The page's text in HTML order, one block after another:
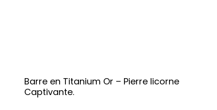
Barre en Titanium Or – Pierre licorne
Captivante.